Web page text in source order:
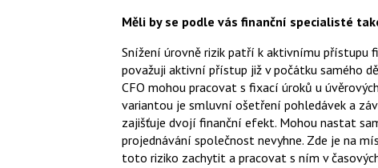
Měli by se podle vás finanční specialisté
Snížení úrovně rizik patří k aktivnímu přístupu
považuji aktivní přístup již v počátku samého
CFO mohou pracovat s fixací úroků u
variantou je smluvní ošetření pohledávek a
zajišťuje dvojí finanční efekt. Mohou nastat
projednávání společnost nevyhne. Zde je na
toto riziko zachytit a pracovat s ním v